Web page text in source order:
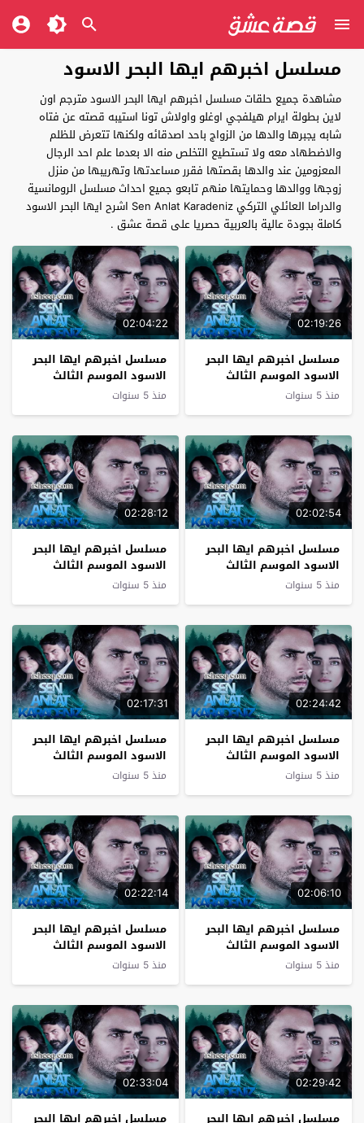
مسلسل اخبرهم ايها البحر الاسود
مشاهدة جميع حلقات مسلسل اخبرهم ايها البحر الاسود مترجم اون
لاين بطولة ايرام هيلفجي اوغلو واولاش تونا استيبه قصته عن فتاه
شابه يجبرها والدها من الزواج باحد اصدقائه ولكنها تتعرض للظلم
والاضطهاد معه ولا تستطيع التخلص منه الا بعدما علم احد الرجال
المعزومين عند والدها بقصتها فقرر مساعدتها وتهريبها من منزل
زوجها ووالدها وحمايتها منهم تابعو جميع احداث مسلسل الرومانسية
والدراما العائلي التركي Sen Anlat Karadeniz اشرح ايها البحر الاسود
كاملة بجودة عالية بالعربية حصريا على قصة عشق .
02:19:26
مسلسل اخبرهم ايها البحر
الاسود الموسم الثالث
الحلقة 11 نهاية الموسم
منذ 5 سنوات
02:04:22
مسلسل اخبرهم ايها البحر
الاسود الموسم الثالث
الحلقة 10
منذ 5 سنوات
02:02:54
مسلسل اخبرهم ايها البحر
الاسود الموسم الثالث
الحلقة 9
منذ 5 سنوات
02:28:12
مسلسل اخبرهم ايها البحر
الاسود الموسم الثالث
الحلقة 8
منذ 5 سنوات
02:24:42
مسلسل اخبرهم ايها البحر
الاسود الموسم الثالث
الحلقة 7
منذ 5 سنوات
02:17:31
مسلسل اخبرهم ايها البحر
الاسود الموسم الثالث
الحلقة 6
منذ 5 سنوات
02:06:10
مسلسل اخبرهم ايها البحر
الاسود الموسم الثالث
الحلقة 5
منذ 5 سنوات
02:22:14
مسلسل اخبرهم ايها البحر
الاسود الموسم الثالث
الحلقة 4
منذ 5 سنوات
02:29:42
مسلسل اخبرهم ايها البحر
02:33:04
مسلسل اخبرهم ايها البحر